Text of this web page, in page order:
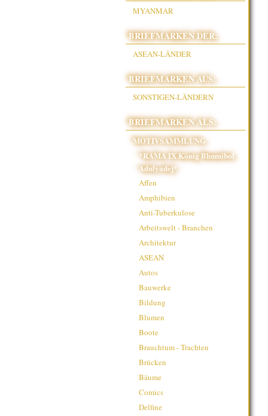
MYANMAR
BRIEFMARKEN DER:
ASEAN-LÄNDER
BRIEFMARKEN AUS:
SONSTIGEN-LÄNDERN
BRIEFMARKEN ALS:
MOTIVSAMMLUNG
*RAMA IX König Bhumibol
Adulyadej*
Affen
Amphibien
Anti-Tuberkulose
Arbeitswelt - Branchen
Architektur
ASEAN
Autos
Bauwerke
Bildung
Blumen
Boote
Brauchtum - Trachten
Brücken
Bäume
Comics
Delfine